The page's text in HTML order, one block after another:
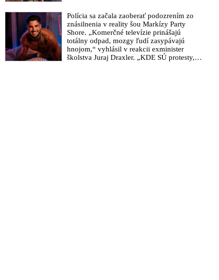
Polícia sa začala zaoberať podozrením zo
znásilnenia v reality šou Markízy Party
Shore. „Komerčné televízie prinášajú
totálny odpad, mozgy ľudí zasypávajú
hnojom,“ vyhlásil v reakcii exminister
školstva Juraj Draxler. „KDE SÚ protesty,